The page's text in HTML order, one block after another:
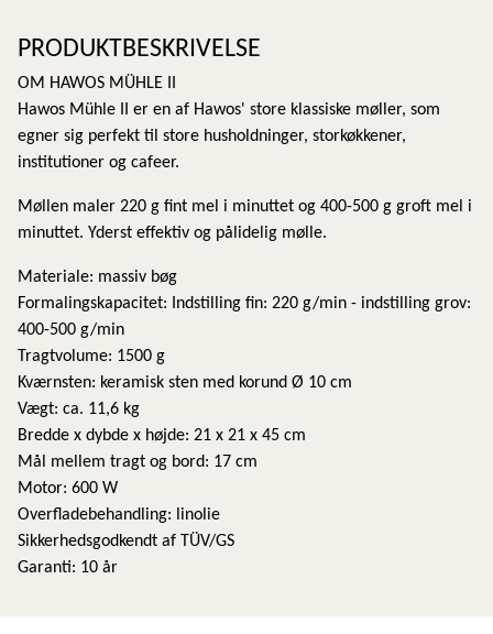
PRODUKTBESKRIVELSE
OM HAWOS MÜHLE II
Hawos Mühle II er en af Hawos' store klassiske møller, som
egner sig perfekt til store husholdninger, storkøkkener,
institutioner og cafeer.
Møllen maler 220 g fint mel i minuttet og 400-500 g groft mel i
minuttet. Yderst effektiv og pålidelig mølle.
Materiale: massiv bøg
Formalingskapacitet: Indstilling fin: 220 g/min - indstilling grov:
400-500 g/min
Tragtvolume: 1500 g
Kværnsten: keramisk sten med korund Ø 10 cm
Vægt: ca. 11,6 kg
Bredde x dybde x højde: 21 x 21 x 45 cm
Mål mellem tragt og bord: 17 cm
Motor: 600 W
Overfladebehandling: linolie
Sikkerhedsgodkendt af TÜV/GS
Garanti: 10 år